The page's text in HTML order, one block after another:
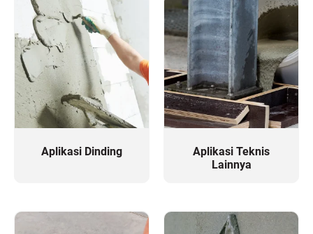
Aplikasi Dinding
Aplikasi Teknis
Lainnya